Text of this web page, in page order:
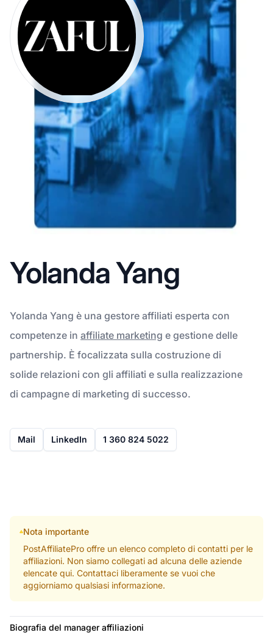
Yolanda Yang
Yolanda Yang è una gestore affiliati esperta con
competenze in affiliate marketing e gestione delle
partnership. È focalizzata sulla costruzione di
solide relazioni con gli affiliati e sulla realizzazione
di campagne di marketing di successo.
Mail LinkedIn 1 360 824 5022
Nota importante
PostAffiliatePro offre un elenco completo di contatti per le
affiliazioni. Non siamo collegati ad alcuna delle aziende
elencate qui. Contattaci liberamente se vuoi che
aggiorniamo qualsiasi informazione.
Biografia del manager affiliazioni